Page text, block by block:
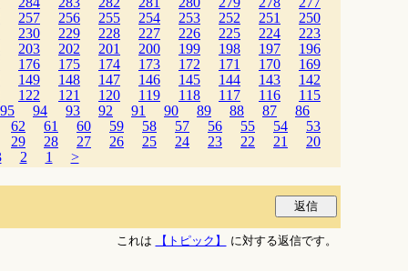
257 256 255 254 253 252 251
250
230 229 228 227 226 225 224
223
203 202 201 200 199 198 197
196
176 175 174 173 172 171 170
169
149 148 147 146 145 144 143
142
122 121 120 119 118 117 116
115
95 94 93 92 91 90 89 88 87
86
62 61 60 59 58 57 56 55 54
53
29 28 27 26 25 24 23 22 21
20
2 1 >
これは
【トピック】 に対する返信です。